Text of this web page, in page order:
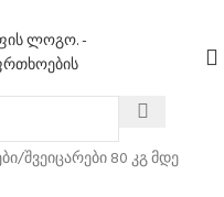
/შვეიცარები 80 კგ მდე